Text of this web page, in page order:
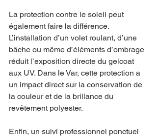
La protection contre le soleil peut
également faire la différence.
L’installation d’un volet roulant, d’une
bâche ou même d’éléments d’ombrage
réduit l’exposition directe du gelcoat
aux UV. Dans le Var, cette protection a
un impact direct sur la conservation de
la couleur et de la brillance du
revêtement polyester.
Enfin, un suivi professionnel ponctuel